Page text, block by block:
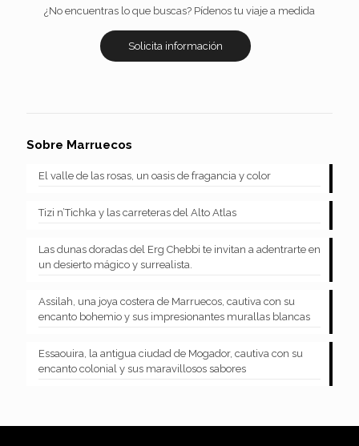
¿No encuentras lo que buscas? Pídenos tu viaje a medida
Solicita información
Sobre Marruecos
El valle de las rosas, un oasis de fragancia y color
Tizi n’Tichka y las carreteras del Alto Atlas
Las dunas doradas del Erg Chebbi te invitan a adentrarte en
un desierto mágico y surrealista.
Assilah, una joya costera de Marruecos, cautiva con su
encanto bohemio y sus impresionantes murallas blancas
Essaouira, la antigua ciudad de Mogador, cautiva con su
encanto colonial y sus maravillosos sabores